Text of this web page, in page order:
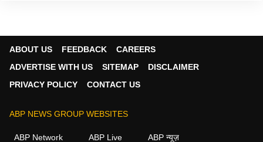
ABOUT US FEEDBACK
CAREERS
ADVERTISE WITH US
SITEMAP
DISCLAIMER
PRIVACY POLICY
CONTACT US
ABP NEWS GROUP WEBSITES
ABP Network ABP Live ABP न्यूज़